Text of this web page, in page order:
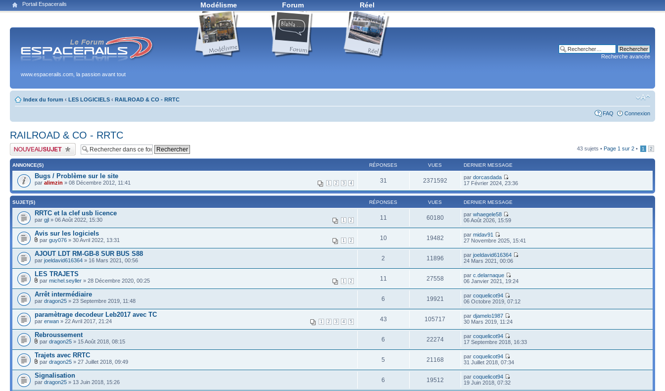
Portail Espacerails Modélisme Forum Réel
www.espacerails.com, la passion avant tout
Recherche avancée
Index du forum ‹ LES LOGICIELS ‹ RAILROAD & CO - RRTC
FAQ Connexion
RAILROAD & CO - RRTC
Publier un nouveau sujet 43 sujets • Page 1 sur 2 • 1 2
ANNONCE(S) RÉPONSES VUES DERNIER MESSAGE
Bugs / Problème sur le site
1 2 3 4
par alimzin » 08 Décembre 2012, 11:41 31 2371592 pardorcasdada
17 Février 2024, 23:36
SUJET(S) RÉPONSES VUES DERNIER MESSAGE
RRTC et la clef usb licence
1 2
par gjl » 06 Août 2022, 15:30 11 60180 parwhaegele58
06 Août 2026, 15:59
Avis sur les logiciels
1 2
par guy076 » 30 Avril 2022, 13:31 10 19482 parmidav91
27 Novembre 2025, 15:41
AJOUT LDT RM-GB-8 SUR BUS S88
par joeldavid616364 » 16 Mars 2021, 00:56 2 11896 parjoeldavid616364
24 Mars 2021, 00:06
LES TRAJETS
1 2
par michel.seyller » 28 Décembre 2020, 00:25 11 27558 parc.delarnaque
06 Janvier 2021, 19:24
Arrêt intermédiaire
par dragon25 » 23 Septembre 2019, 11:48 6 19921 parcoquelicot94
06 Octobre 2019, 07:12
paramètrage decodeur Leb2017 avec TC
1 2 3 4 5
par erwan » 22 Avril 2017, 21:24 43 105717 pardjamelo1987
30 Mars 2019, 11:24
Rebroussement
par dragon25 » 15 Août 2018, 08:15 6 22274 parcoquelicot94
17 Septembre 2018, 16:33
Trajets avec RRTC
par dragon25 » 27 Juillet 2018, 09:49 5 21168 parcoquelicot94
31 Juillet 2018, 07:34
Signalisation
par dragon25 » 13 Juin 2018, 15:26 6 19512 parcoquelicot94
19 Juin 2018, 07:32